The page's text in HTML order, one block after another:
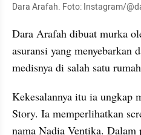
Dara Arafah. Foto: Instagram/
Dara Arafah dibuat murka
asuransi yang menyebarkan
medisnya di salah satu
Kekesalannya itu ia ungkap
Story. Ia memperlihatkan
nama Nadia Ventika.